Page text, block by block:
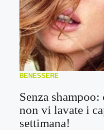
BENESSERE
Senza shampoo:
non vi lavate i
settimana!